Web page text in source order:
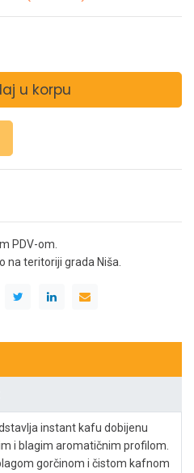
u korpu
PDV-om.
na teritoriji grada Niša.
instant kafu dobijenu
i blagim aromatičnim profilom.
gorčinom i čistom kafnom